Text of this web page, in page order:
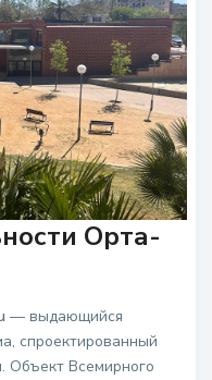
Орта-
— выдающийся
спроектированный
Всемирного